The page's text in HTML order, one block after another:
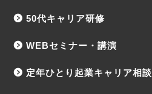
50代キャリア研修
WEBセミナー・講演
定年ひとり起業キャリア相談